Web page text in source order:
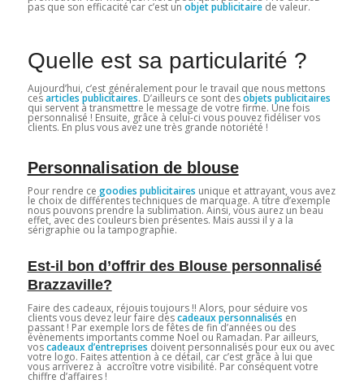
pas que son efficacité car c’est un objet publicitairede valeur.
Quelle est sa particularité ?
Aujourd’hui, c’est généralement pour le travail que nous mettons
cesarticles publicitaires. D’ailleurs ce sont desobjets publicitaires
qui servent à transmettre le message de votre firme. Une fois
personnalisé ! Ensuite, grâce à celui-ci vous pouvez fidéliser vos
clients. En plus vous avez une très grande notoriété !
Personnalisation de blouse
Pour rendre ce goodies publicitaires unique et attrayant, vous avez
le choix de différentes techniques de marquage. A titre d’exemple
nous pouvons prendre la sublimation. Ainsi, vous aurez un beau
effet, avec des couleurs bien présentes. Mais aussi il y a la
sérigraphie ou la tampographie.
Est-il bon d’offrir des Blouse personnalisé
Brazzaville?
Faire des cadeaux, réjouis toujours !! Alors, pour séduire vos
clients vous devez leur faire descadeaux personnalisés en
passant ! Par exemple lors de fêtes de fin d’années ou des
évènements importants comme Noel ou Ramadan. Par ailleurs,
voscadeaux d’entreprises doivent personnalisés pour eux ou avec
votre logo. Faites attention à ce détail, car c’est grâce à lui que
vous arriverez à accroître votre visibilité. Par conséquent votre
chiffre d’affaires !